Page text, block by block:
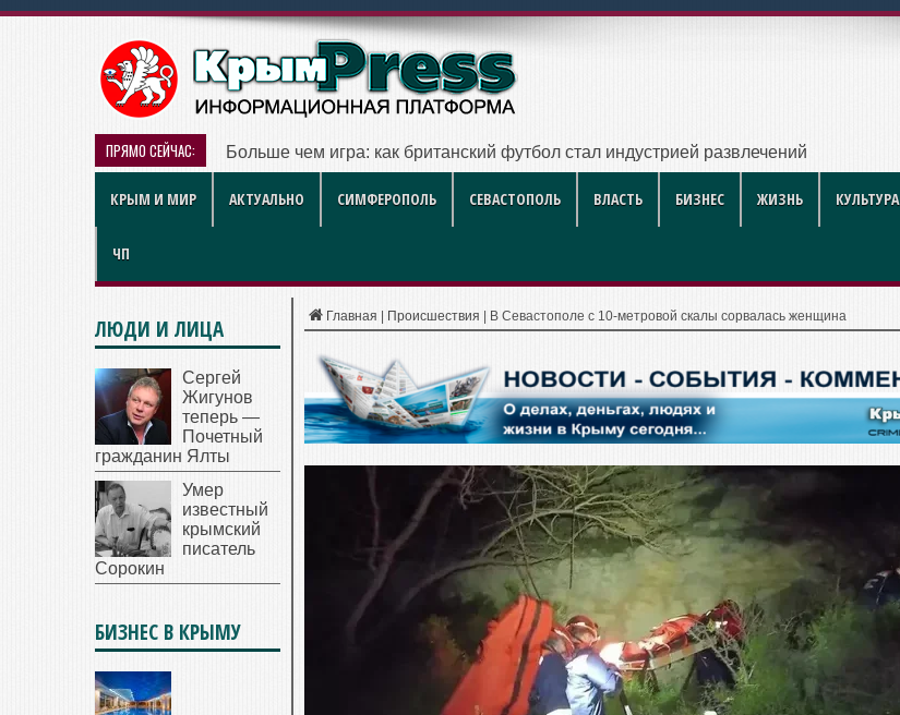
ПРЯМО СЕЙЧАС: Симферопольские городские леса приводят в поря
КРЫМ И МИР АКТУАЛЬНО СИМФЕРОПОЛЬ СЕВАСТОПОЛЬ ВЛАСТЬ БИЗНЕС ЖИЗНЬ КУЛЬТУРА
ЧП
Главная Происшествия В Севастополе с 10-метровой скалы сорвалась женщина
ЛЮДИ И ЛИЦА
Сергей
Жигунов
теперь —
Почетный
гражданин Ялты
Умер
известный
крымский
писатель
Сорокин
БИЗНЕС В КРЫМУ